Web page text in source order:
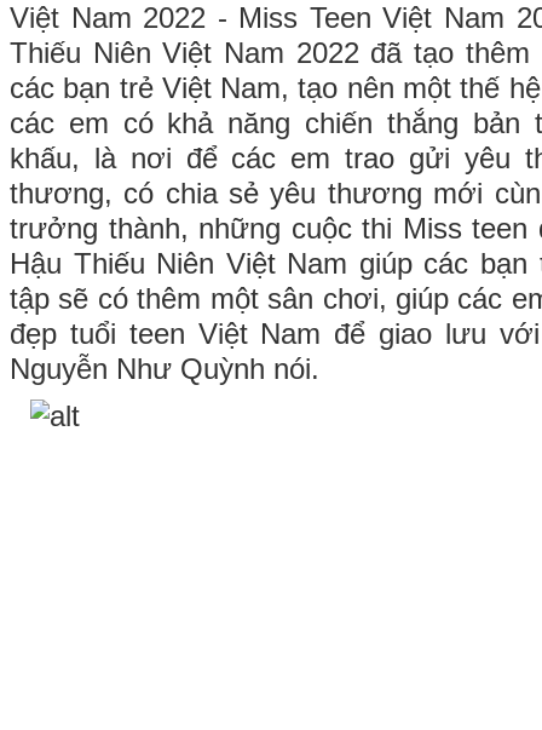
Việt Nam 2022 - Miss Teen Việt Nam
Thiếu Niên Việt Nam 2022 đã tạo
các bạn trẻ Việt Nam, tạo nên một thế
các em có khả năng chiến thắng bản
khấu, là nơi để các em trao gửi yêu
thương, có chia sẻ yêu thương mới
trưởng thành, những cuộc thi Miss teen
Hậu Thiếu Niên Việt Nam giúp các
tập sẽ có thêm một sân chơi, giúp các
đẹp tuổi teen Việt Nam để giao lưu
Nguyễn Như Quỳnh nói.